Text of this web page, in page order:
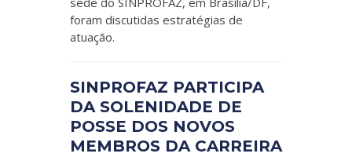
foram discutidas estratégias de
atuação.
SINPROFAZ PARTICIPA
DA SOLENIDADE DE
POSSE DOS NOVOS
MEMBROS DA CARREIRA